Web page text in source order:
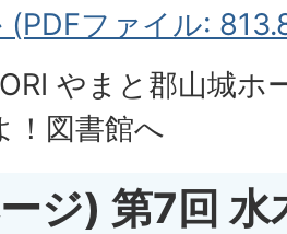
(PDFファイル:
やまと郡山城ホ
！図書館へ
ジ) 第7回 水